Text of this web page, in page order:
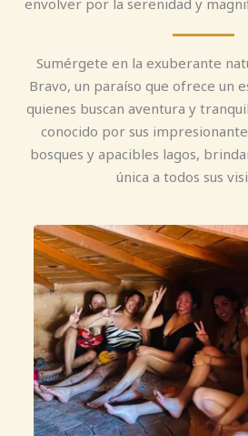
envolver por la serenidad y
Sumérgete en la exuberante
Bravo, un paraíso que ofrece un
quienes buscan aventura y
conocido por sus
bosques y apacibles lagos,
única a todos sus